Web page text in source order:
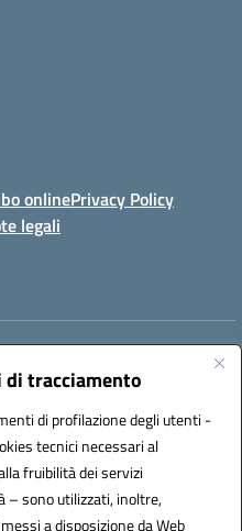
tracciamento
di profilazione degli utenti -
tecnici necessari al
fruibilità dei servizi
– sono utilizzati, inoltre,
a disposizione da Web
onlinePrivacy Policy
legali
(IPA): istsc_fgps040004